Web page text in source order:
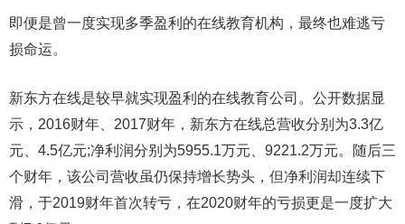
即便是曾一度实现多季盈利的在线教育机构，最终也难逃亏
损命运。
新东方在线是较早就实现盈利的在线教育公司。公开数据显
示，2016财年、2017财年，新东方在线总营收分别为3.3亿
元、4.5亿元;净利润分别为5955.1万元、9221.2万元。随后三
个财年，该公司营收虽仍保持增长势头，但净利润却连续下
滑，于2019财年首次转亏，在2020财年的亏损更是一度扩大